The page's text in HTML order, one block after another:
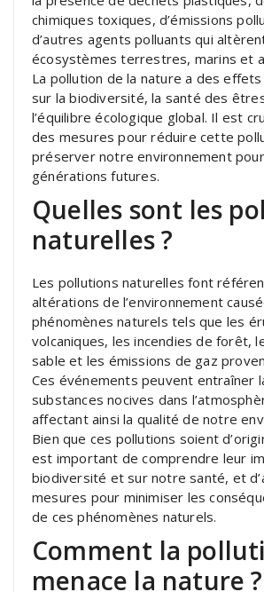
chimiques toxiques, d’émissions
d’autres agents polluants qui
écosystèmes terrestres, marins et
La pollution de la nature a des
sur la biodiversité, la santé des
l’équilibre écologique global. Il est
des mesures pour réduire cette
préserver notre environnement
générations futures.
Quelles sont les
naturelles ?
Les pollutions naturelles font
altérations de l’environnement
phénomènes naturels tels que les
volcaniques, les incendies de forêt,
sable et les émissions de gaz
Ces événements peuvent entraîner
substances nocives dans
affectant ainsi la qualité de notre
Bien que ces pollutions soient
est important de comprendre leur
biodiversité et sur notre santé, et
mesures pour minimiser les
de ces phénomènes naturels.
Comment la
menace la nature ?